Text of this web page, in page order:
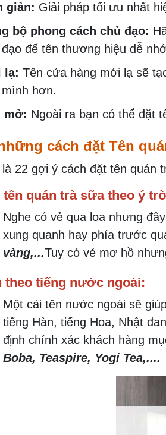
giản: Giải pháp tối ưu nhất
bộ phong cách chủ đạo:
để tên thương hiệu dễ
lạ: Tên cửa hàng mới lạ sẽ
hơn.
mở: Ngoài ra bạn có thể đặt
cách đặt Tên
là 22 gợi ý cách đặt tên quán
quán trà sữa theo ý
Nghe có vẻ qua loa nhưng
xung quanh hay phía trước
vàng,...Tuy có vẻ mơ hồ
theo tiếng nước ngoài:
Một cái tên nước ngoài sẽ
tiếng Hàn, tiếng Hoa, Nhật
định chính xác khách hàng
Boba, Teaspire, Yogi Tea,....